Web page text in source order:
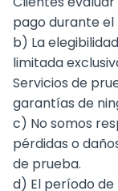
pago durante
b) La
limitada
Servicios de
garantías de
c) No somos
pérdidas o
de prueba.
d) El período